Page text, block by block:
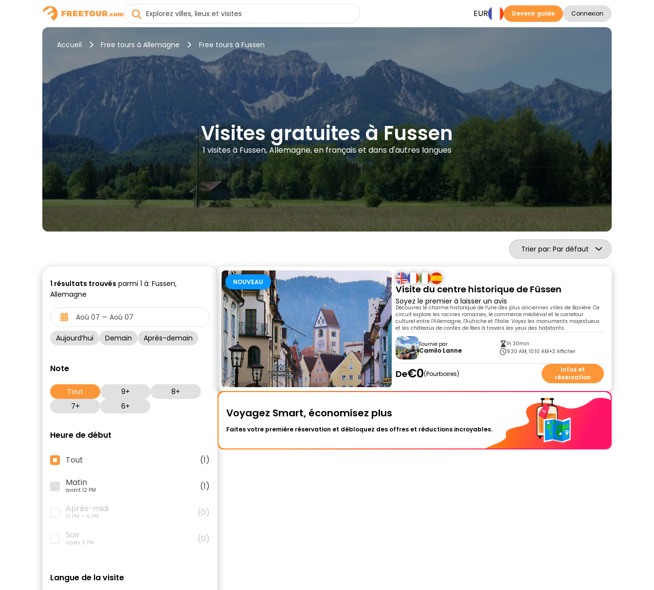
EUR Devenir guide Connexion
Accueil Free tours à Allemagne Free tours à Fussen
Visites gratuites à Fussen
1 visites à Fussen, Allemagne, en français et dans d'autres langues
Trier par: Par défaut
1 résultats trouvés parmi 1 à: Fussen,
Allemagne
Aujourd’hui Demain Après-demain
Note
Tout 9+
8+
7+
6+
Heure de début
Tout
(1)
Matin
avant 12 PM
(1)
Après-midi
12 PM — 5 PM
(0)
Soir
après 5 PM (0)
Langue de la visite
NOUVEAU
Visite du centre historique de Füssen
Soyez le premier à laisser un avis
Découvrez le charme historique de l'une des plus anciennes villes de Bavière. Ce
circuit explore les racines romaines, le commerce médiéval et le carrefour
culturel entre l'Allemagne, l'Autriche et l'Italie. Voyez les monuments majestueux
et les châteaux de contes de fées à travers les yeux des habitants.
Fournie par
Camilo Lanne
1h 30min
9:30 AM, 10:10 AM+3 Afficher
De€0 Pourboires
Infos et
réservation
Voyagez Smart, économisez plus
Faites votre première réservation et débloquez des offres et réductions incroyables.